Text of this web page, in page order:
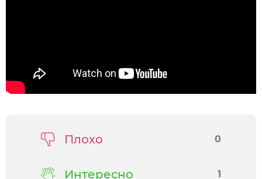
Плохо 0
Интересно 1